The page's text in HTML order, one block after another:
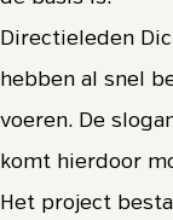
Directieleden
hebben al snel
voeren. De
komt hierdoor
Het project